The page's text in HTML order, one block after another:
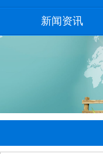
新闻资讯